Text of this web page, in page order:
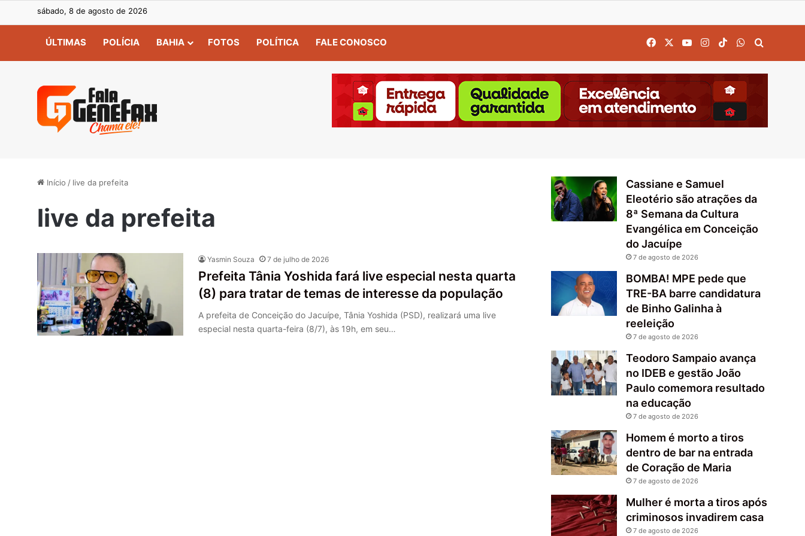
sábado, 8 de agosto de 2026
ÚLTIMAS POLÍCIA BAHIA FOTOS POLÍTICA FALE CONOSCO FacebookYouTubeInstagram
TikTokWhatsApp
Início / live da prefeita
live da prefeita
Yasmin Souza 7 de julho de 2026
Prefeita Tânia Yoshida fará live especial nesta quarta
(8) para tratar de temas de interesse da população
A prefeita de Conceição do Jacuípe, Tânia Yoshida (PSD), realizará uma live
especial nesta quarta-feira (8/7), às 19h, em seu…
Cassiane e Samuel
Eleotério são atrações da
8ª Semana da Cultura
Evangélica em Conceição
do Jacuípe
7 de agosto de 2026
BOMBA! MPE pede que
TRE-BA barre candidatura
de Binho Galinha à
reeleição
7 de agosto de 2026
Teodoro Sampaio avança
no IDEB e gestão João
Paulo comemora resultado
na educação
7 de agosto de 2026
Homem é morto a tiros
dentro de bar na entrada
de Coração de Maria
7 de agosto de 2026
Mulher é morta a tiros após
criminosos invadirem casa
7 de agosto de 2026